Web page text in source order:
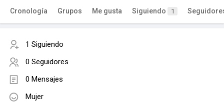
Cronología Grupos Me gusta Siguiendo 1
1 Siguiendo
0 Seguidores
0 Mensajes
Mujer